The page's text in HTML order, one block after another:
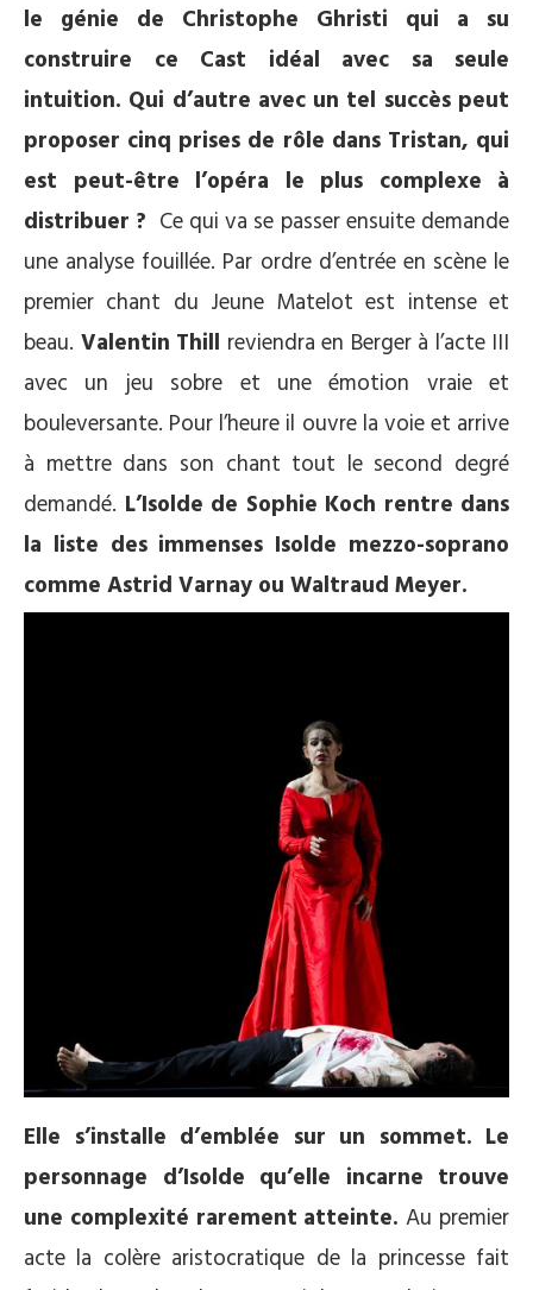
le génie de Christophe Ghristi qui a su
construire ce Cast idéal avec sa seule
intuition. Qui d’autre avec un tel succès peut
proposer cinq prises de rôle dans Tristan, qui
est peut-être l’opéra le plus complexe à
distribuer ? Ce qui va se passer ensuite demande
une analyse fouillée. Par ordre d’entrée en scène le
premier chant du Jeune Matelot est intense et
beau. Valentin Thill reviendra en Berger à l’acte III
avec un jeu sobre et une émotion vraie et
bouleversante. Pour l’heure il ouvre la voie et arrive
à mettre dans son chant tout le second degré
demandé. L’Isolde de Sophie Koch rentre dans
la liste des immenses Isolde mezzo-soprano
comme Astrid Varnay ou Waltraud Meyer.
Elle s’installe d’emblée sur un sommet. Le
personnage d’Isolde qu’elle incarne trouve
une complexité rarement atteinte. Au premier
acte la colère aristocratique de la princesse fait